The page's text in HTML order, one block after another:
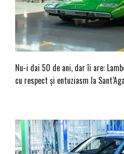
Nu-i dai 50 de ani, dar îi are:
cu respect și entuziasm la